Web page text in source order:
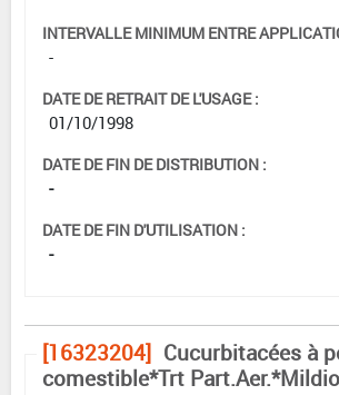
INTERVALLE MINIMUM ENTRE
-
DATE DE RETRAIT DE L'USAGE :
01/10/1998
DATE DE FIN DE DISTRIBUTION :
-
DATE DE FIN D'UTILISATION :
-
[16323204] Cucurbitacées à
comestible*Trt